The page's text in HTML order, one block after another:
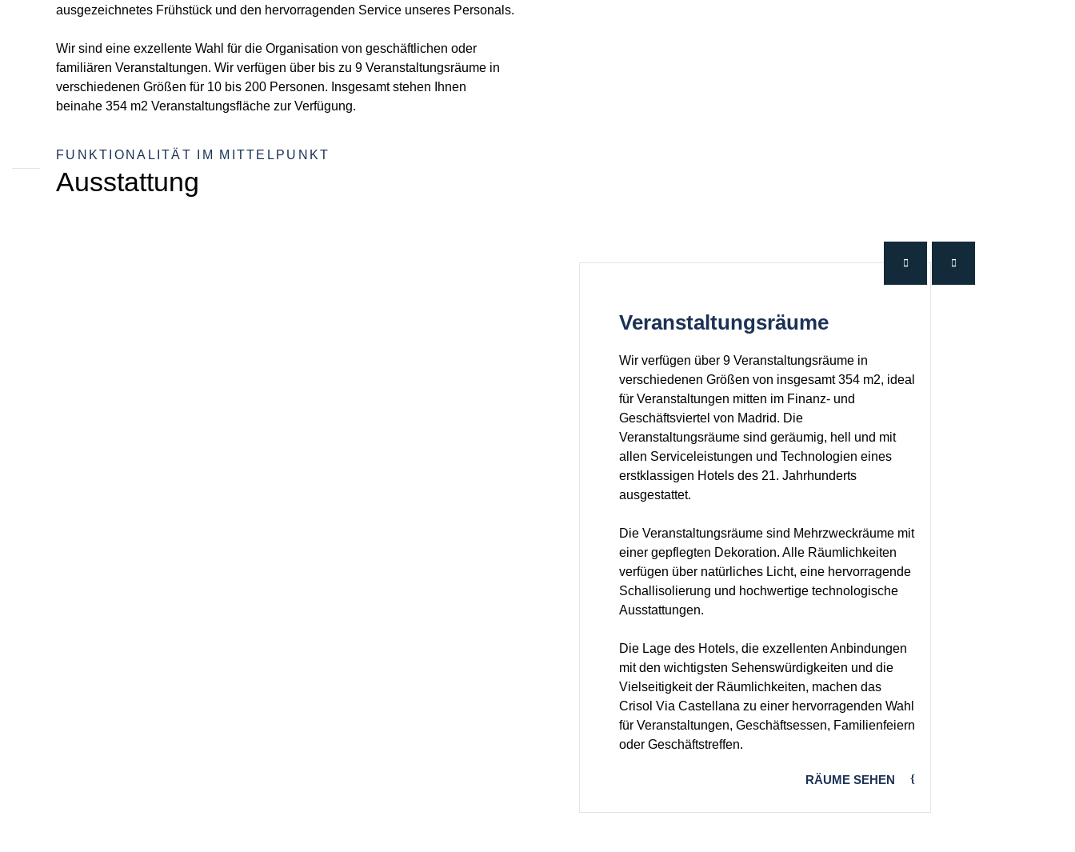
ausgezeichnetes Frühstück und den hervorragenden Service unseres Personals.
Wir sind eine exzellente Wahl für die Organisation von geschäftlichen oder
familiären Veranstaltungen. Wir verfügen über bis zu 9 Veranstaltungsräume in
verschiedenen Größen für 10 bis 200 Personen. Insgesamt stehen Ihnen
beinahe 354 m2 Veranstaltungsfläche zur Verfügung.
FUNKTIONALITÄT IM MITTELPUNKT
Ausstattung
Veranstaltungsräume
Wir verfügen über 9 Veranstaltungsräume in
verschiedenen Größen von insgesamt 354 m2, ideal
für Veranstaltungen mitten im Finanz- und
Geschäftsviertel von Madrid. Die
Veranstaltungsräume sind geräumig, hell und mit
allen Serviceleistungen und Technologien eines
erstklassigen Hotels des 21. Jahrhunderts
ausgestattet.
Die Veranstaltungsräume sind Mehrzweckräume mit
einer gepflegten Dekoration. Alle Räumlichkeiten
verfügen über natürliches Licht, eine hervorragende
Schallisolierung und hochwertige technologische
Ausstattungen.
Die Lage des Hotels, die exzellenten Anbindungen
mit den wichtigsten Sehenswürdigkeiten und die
Vielseitigkeit der Räumlichkeiten, machen das
Crisol Via Castellana zu einer hervorragenden Wahl
für Veranstaltungen, Geschäftsessen, Familienfeiern
oder Geschäftstreffen.
RÄUME SEHEN